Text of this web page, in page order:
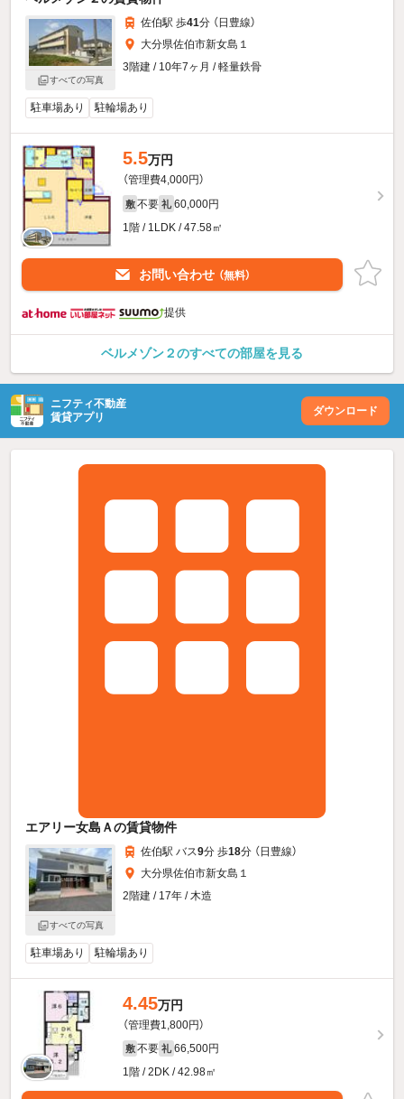
すべての写真
佐伯駅 歩41分 （日豊線）
大分県佐伯市新女島１
3階建 / 10年7ヶ月 / 軽量鉄骨
駐車場あり 駐輪場あり
5.5万円
（管理費4,000円）
敷 不要 礼 60,000円
1階 / 1LDK / 47.58㎡
お問い合わせ （無料）
提供
ベルメゾン２のすべての部屋を見る
ニフティ不動産
賃貸アプリ
ダウンロード
エアリー女島Ａの賃貸物件
すべての写真
佐伯駅 バス9分 歩18分 （日豊線）
大分県佐伯市新女島１
2階建 / 17年 / 木造
駐車場あり 駐輪場あり
4.45万円
（管理費1,800円）
敷 不要 礼 66,500円
1階 / 2DK / 42.98㎡